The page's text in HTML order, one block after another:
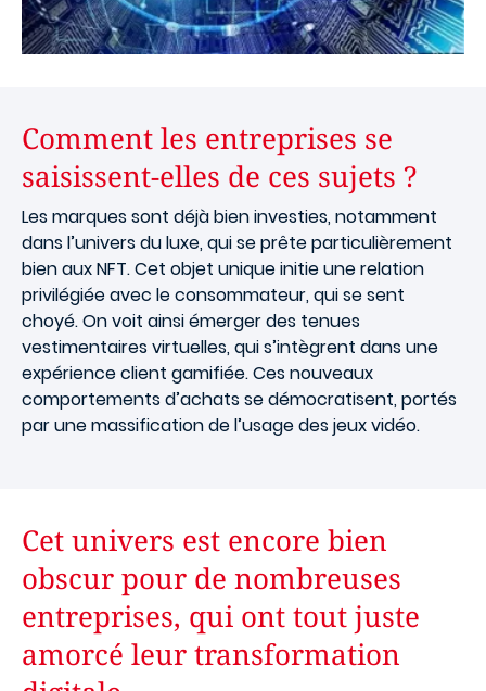
Comment les entreprises se
saisissent-elles de ces sujets ?
Les marques sont déjà bien investies, notamment
dans l’univers du luxe, qui se prête particulièrement
bien aux NFT. Cet objet unique initie une relation
privilégiée avec le consommateur, qui se sent
choyé. On voit ainsi émerger des tenues
vestimentaires virtuelles, qui s’intègrent dans une
expérience client gamifiée. Ces nouveaux
comportements d’achats se démocratisent, portés
par une massification de l’usage des jeux vidéo.
Cet univers est encore bien
obscur pour de nombreuses
entreprises, qui ont tout juste
amorcé leur transformation